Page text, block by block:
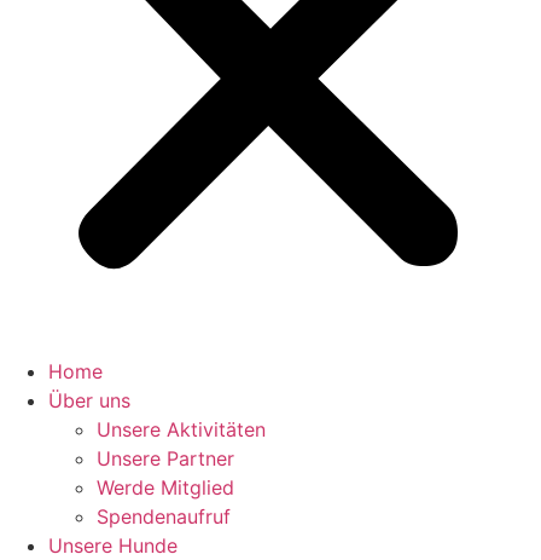
Home
Über uns
Unsere Aktivitäten
Unsere Partner
Werde Mitglied
Spendenaufruf
Unsere Hunde